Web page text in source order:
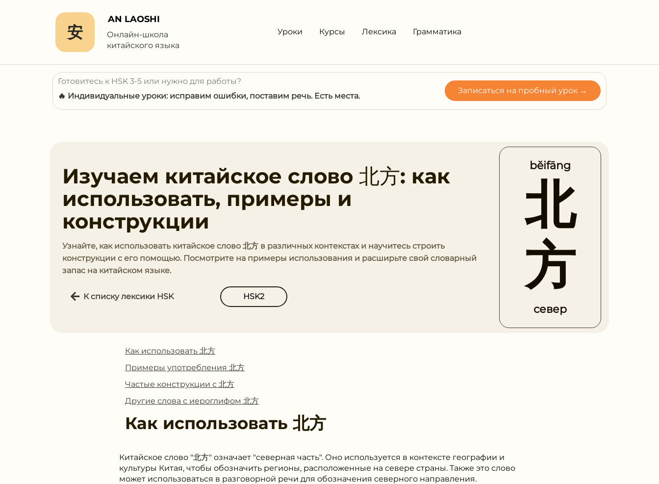
安
AN LAOSHI
Онлайн-школа
китайского языка
Уроки Курсы Лексика Грамматика
Готовитесь к HSK 3-5 или нужно для работы?
🔥 Индивидуальные уроки: исправим ошибки, поставим речь. Есть места.
Записаться на пробный урок →
Изучаем китайское слово 北方: как
использовать, примеры и
конструкции
Узнайте, как использовать китайское слово 北方 в различных контекстах и научитесь строить
конструкции с его помощью. Посмотрите на примеры использования и расширьте свой словарный
запас на китайском языке.
К списку лексики HSK HSK2
běifāng
北
方
север
Как использовать 北方
Примеры употребления 北方
Частые конструкции с 北方
Другие слова с иероглифом 北方
Как использовать 北方
Китайское слово "北方" означает "северная часть". Оно используется в контексте географии и
культуры Китая, чтобы обозначить регионы, расположенные на севере страны. Также это слово
может использоваться в разговорной речи для обозначения северного направления.